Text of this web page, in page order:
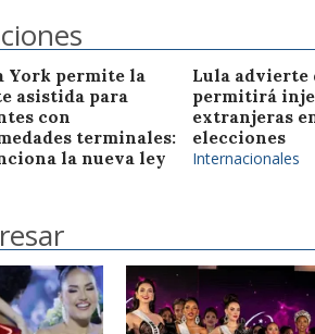
York permite la
asistida para
con
terminales:
la nueva ley
Lula advierte
permitirá
extranjeras
elecciones
Internacionales